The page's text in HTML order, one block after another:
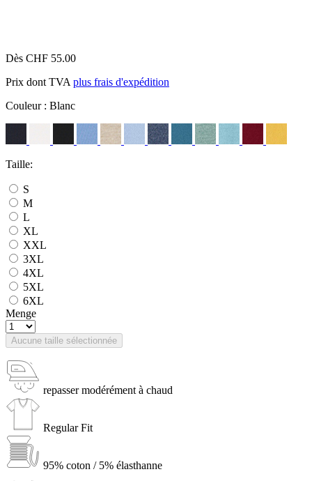
Dès CHF 55.00
Prix dont TVA plus frais d'expédition
Couleur : Blanc
Taille:
S
M
L
XL
XXL
3XL
4XL
5XL
6XL
Menge
Aucune taille sélectionnée
repasser modérément à chaud
Regular Fit
95% coton / 5% élasthanne